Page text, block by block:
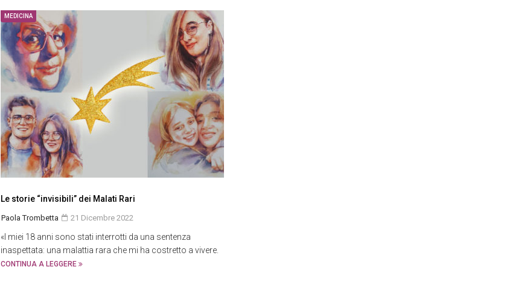
MEDICINA
Le storie “invisibili” dei Malati Rari
Paola Trombetta 21 Dicembre 2022
«I miei 18 anni sono stati interrotti da una sentenza
inaspettata: una malattia rara che mi ha costretto a vivere.
CONTINUA A LEGGERE